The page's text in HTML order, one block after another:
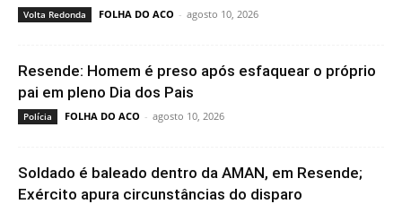
Volta Redonda FOLHA DO ACO - agosto 10, 2026
Resende: Homem é preso após esfaquear o próprio
pai em pleno Dia dos Pais
Polícia FOLHA DO ACO - agosto 10, 2026
Soldado é baleado dentro da AMAN, em Resende;
Exército apura circunstâncias do disparo